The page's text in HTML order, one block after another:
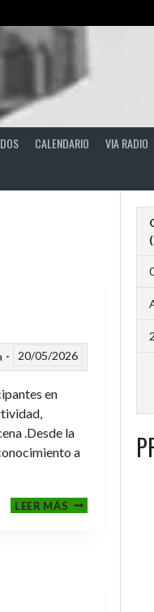
CALENDARIO VIA RADIO
20/05/2026
en
.Desde la
a
LEER MÁSCENA-
ENTREGA